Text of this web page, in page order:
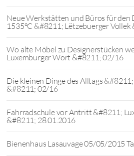
Neue Werkstätten und Büros für den
1535°C &#8211; Lëtzebuerger
Wo alte Möbel zu Designerstücken
Luxemburger Wort &#8211; 02/16
Die kleinen Dinge des Alltags
&#8211; 02/16
Fahrradschule vor Antritt &#8211;
&#8211; 28.01.2016
Bienenhaus Lasauvage 05/05/2015